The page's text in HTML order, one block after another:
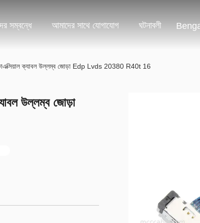
সম্বন্ধে আমাদের সাথে যোগাযোগ ঘটনাবলী
ক্যাবল উল্লম্ব জোড়া Edp Lvds 20380 R40t 16
উল্লম্ব জোড়া